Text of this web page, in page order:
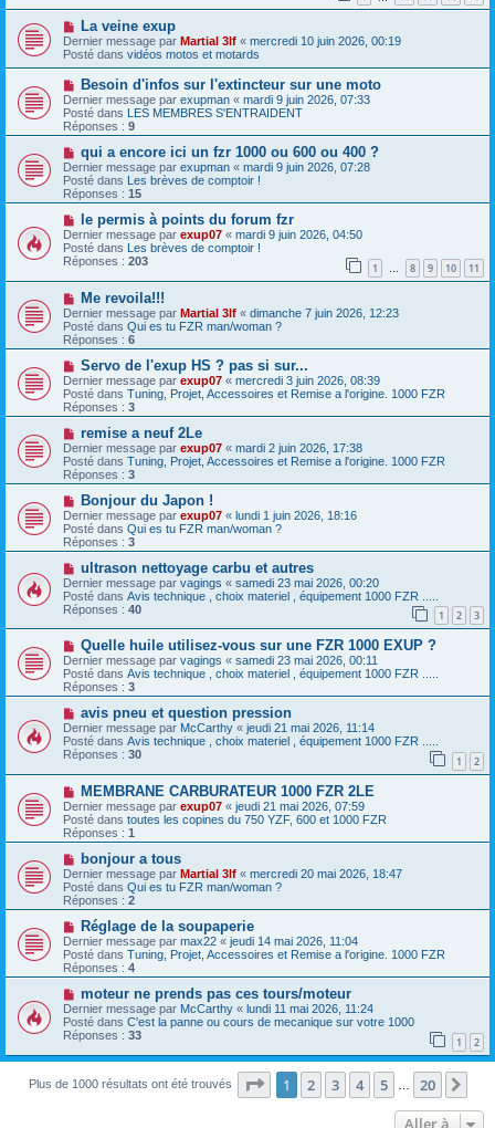
s
a
g
e
a
m
e
s
s
a
g
e
N
o
u
v
e
a
u
m
e
s
a
g
e
La veine exup
Dernier message par Martial 3lf « mercredi 10 juin 2026, 00:19
Posté dans vidéos motos et motards
N
o
u
v
e
a
u
m
e
s
s
a
g
e
Besoin d'infos sur l'extincteur sur une moto
Dernier message par exupman « mardi 9 juin 2026, 07:33
Posté dans LES MEMBRES S'ENTRAIDENT
Réponses : 9
N
o
u
v
e
a
u
m
e
s
s
a
g
e
qui a encore ici un fzr 1000 ou 600 ou 400 ?
Dernier message par exupman « mardi 9 juin 2026, 07:28
Posté dans Les brèves de comptoir !
Réponses : 15
N
o
u
v
e
a
u
m
e
s
s
a
g
e
le permis à points du forum fzr
Dernier message par exup07 « mardi 9 juin 2026, 04:50
Posté dans Les brèves de comptoir !
Réponses : 203 1 … 8 9 10 11
N
o
u
v
e
a
u
m
e
s
s
a
g
e
Me revoila!!!
Dernier message par Martial 3lf « dimanche 7 juin 2026, 12:23
Posté dans Qui es tu FZR man/woman ?
Réponses : 6
N
o
u
v
e
a
u
m
e
s
s
a
g
e
Servo de l'exup HS ? pas si sur...
Dernier message par exup07 « mercredi 3 juin 2026, 08:39
Posté dans Tuning, Projet, Accessoires et Remise a l'origine. 1000 FZR
Réponses : 3
N
o
u
v
e
a
u
m
e
s
s
a
g
e
remise a neuf 2Le
Dernier message par exup07 « mardi 2 juin 2026, 17:38
Posté dans Tuning, Projet, Accessoires et Remise a l'origine. 1000 FZR
Réponses : 3
N
o
u
v
e
a
u
m
e
s
s
a
g
e
Bonjour du Japon !
Dernier message par exup07 « lundi 1 juin 2026, 18:16
Posté dans Qui es tu FZR man/woman ?
Réponses : 3
N
o
u
v
e
a
u
m
e
s
s
a
g
e
ultrason nettoyage carbu et autres
Dernier message par vagings « samedi 23 mai 2026, 00:20
Posté dans Avis technique , choix materiel , équipement 1000 FZR .....
Réponses : 40 1 2 3
N
o
u
v
e
a
m
e
s
s
a
g
e
Quelle huile utilisez-vous sur une FZR 1000 EXUP ?
Dernier message par vagings « samedi 23 mai 2026, 00:11
Posté dans Avis technique , choix materiel , équipement 1000 FZR .....
Réponses : 3
N
o
u
v
e
a
m
e
s
s
a
g
e
avis pneu et question pression
Dernier message par McCarthy « jeudi 21 mai 2026, 11:14
Posté dans Avis technique , choix materiel , équipement 1000 FZR .....
Réponses : 30 1 2
N
o
u
v
e
a
u
m
e
s
s
a
g
e
MEMBRANE CARBURATEUR 1000 FZR 2LE
Dernier message par exup07 « jeudi 21 mai 2026, 07:59
Posté dans toutes les copines du 750 YZF, 600 et 1000 FZR
Réponses : 1
N
o
u
v
e
a
u
m
e
s
s
a
g
e
bonjour a tous
Dernier message par Martial 3lf « mercredi 20 mai 2026, 18:47
Posté dans Qui es tu FZR man/woman ?
Réponses : 2
N
o
u
v
e
a
u
m
e
s
s
g
Réglage de la soupaperie
Dernier message par max22 « jeudi 14 mai 2026, 11:04
Posté dans Tuning, Projet, Accessoires et Remise a l'origine. 1000 FZR
Réponses : 4
N
o
u
v
e
a
m
moteur ne prends pas ces tours/moteur
Dernier message par McCarthy « lundi 11 mai 2026, 11:24
Posté dans C'est la panne ou cours de mecanique sur votre 1000
Réponses : 33 1 2
Plus de 1000 résultats ont été trouvés Page 1sur20
1 2 3 4 5 20
Aller à